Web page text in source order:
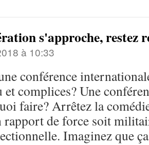
s'approche, restez
à 10:33
conférence
et complices? Une
faire? Arrêtez la
rapport de force soit
Imaginez que